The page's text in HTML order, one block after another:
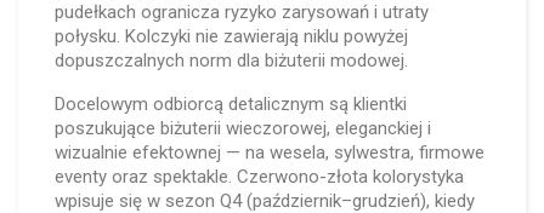
pudełkach ogranicza ryzyko zarysowań i utraty
połysku. Kolczyki nie zawierają niklu powyżej
dopuszczalnych norm dla biżuterii modowej.
Docelowym odbiorcą detalicznym są klientki
poszukujące biżuterii wieczorowej, eleganckiej i
wizualnie efektownej — na wesela, sylwestra, firmowe
eventy oraz spektakle. Czerwono-złota kolorystyka
wpisuje się w sezon Q4 (październik–grudzień), kiedy